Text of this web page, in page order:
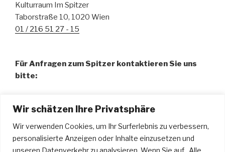
Wir schätzen Ihre Privatsphäre
Wir verwenden Cookies, um Ihr Surferlebnis zu verbessern,
personalisierte Anzeigen oder Inhalte einzusetzen und
unseren Datenverkehr zu analysieren. Wenn Sie auf „Alle
Kulturraum Im Spitzer
Taborstraße 10, 1020 Wien
01 / 216 51 27 - 15
Für Anfragen zum Spitzer kontaktieren Sie uns
bitte:
01 / 216 51 27 - 15
spitzer@odeon.at
Hr. Urdyl Bauer – Technische Leitung u. Tontechnik